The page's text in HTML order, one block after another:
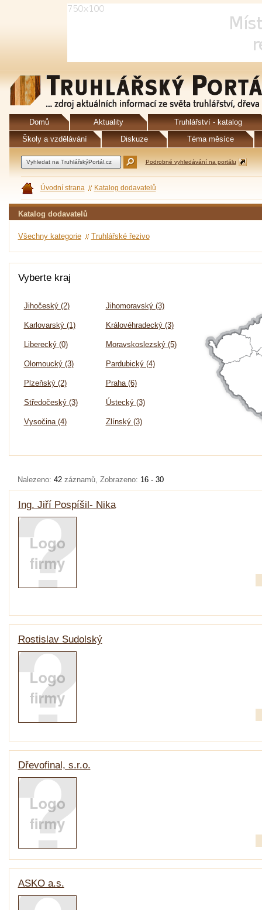
Domů Aktuality
Truhlářství - katalog
Školy a vzdělávání
Diskuze Téma měsíce
Podrobné vyhledávání na portálu
Úvodní strana Katalog dodavatelů
Katalog dodavatelů
Všechny kategorie Truhlářské řezivo
Vyberte kraj
Jihočeský (2) Jihomoravský (3)
Karlovarský (1) Královéhradecký (3)
Liberecký (0) Moravskoslezský (5)
Olomoucký (3) Pardubický (4)
Plzeňský (2) Praha (6)
Středočeský (3) Ústecký (3)
Vysočina (4) Zlínský (3)
Nalezeno: 42 záznamů, Zobrazeno: 16 - 30
Ing. Jiří Pospíšil- Nika
Rostislav Sudolský
Dřevofinal, s.r.o.
ASKO a.s.